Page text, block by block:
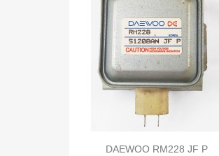
DAEWOO RM228 JF P